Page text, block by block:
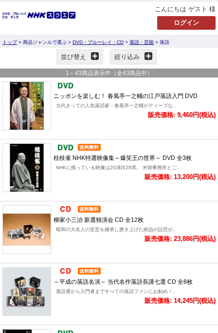
こんにちは ゲスト 様
トップ> 商品ジャンルで選ぶ > DVD・ブルーレイ・CD > 落語・芸能 > 落語
並び替え 絞り込み
1 ～ 43商品表示中（全43商品中）
ニッポンを楽しむ！ 春風亭一之輔の江戸落語入門 DVD
当代きっての人気落語家・春風亭一之輔がディープな..
販売価格: 9,460円(税込)
桂枝雀 NHK特選映像集～爆笑王の世界～ DVD 全3枚
NHKに残っている映像は20演目28席。 米朝事務所とご..
販売価格: 13,200円(税込)
柳家小三治 新選独演会 CD 全12枚
昭和の大名人の至芸を継承し磨き上げた絶品の話芸が..
販売価格: 23,886円(税込)
～平成の落語名演～ 当代名作落語長講七選 CD 全8枚
落語通から入門者まですべての落語ファンにお勧め！..
販売価格: 14,245円(税込)